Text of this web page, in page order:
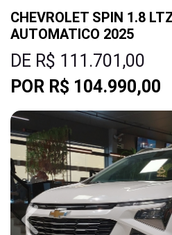
CHEVROLET SPIN 1.8
AUTOMATICO 2025
DE R$ 111.701,00
POR R$ 104.990,00
Previous